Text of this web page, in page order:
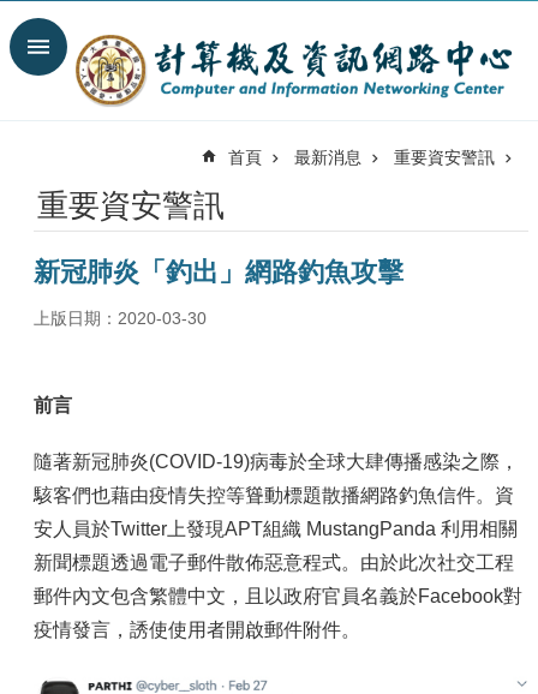
跳到主要內容區塊
搜
尋
最
消
我
們
服
務
容
服
務
資
首頁 最新消息 重要資安警訊
重要資安警訊
新冠肺炎「釣出」網路釣魚攻擊
上版日期：2020-03-30
前言
隨著新冠肺炎(COVID-19)病毒於全球大肆傳播感染之際，
駭客們也藉由疫情失控等聳動標題散播網路釣魚信件。資
安人員於Twitter上發現APT組織 MustangPanda 利用相關
新聞標題透過電子郵件散佈惡意程式。由於此次社交工程
郵件內文包含繁體中文，且以政府官員名義於Facebook對
疫情發言，誘使使用者開啟郵件附件。